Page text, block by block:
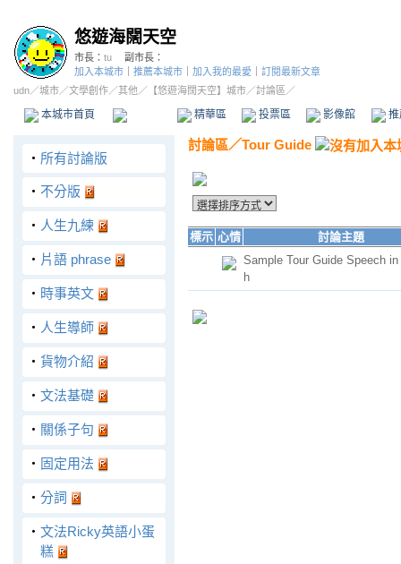
悠遊海闊天空
市長： tu
副市長：
加入本城市
推薦本城市 加入我的最愛
訂閱最新文章
udn／城市／文學創作／其他 ／ 【悠遊海闊天空】城市／討論區／
本城市首頁 精華區 投票區 影像館
‧ 所有討論版
‧ 不分版
‧ 人生九練
‧ 片語 phrase
‧ 時事英文
‧ 人生導師
‧ 貨物介紹
‧ 文法基礎
‧ 關係子句
‧ 固定用法
‧ 分詞
‧ 文法Ricky英語小蛋
糕
討論區／Tour Guide
標示 心情
討論主題
Sample Tour Guide Speech
h